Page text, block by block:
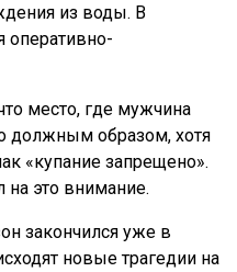
из воды. В
оперативно-
место, где мужчина
должным образом, хотя
«купание запрещено».
на это внимание.
закончился уже в
новые трагедии на